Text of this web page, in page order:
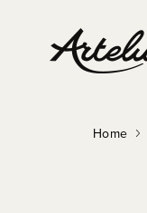
Home